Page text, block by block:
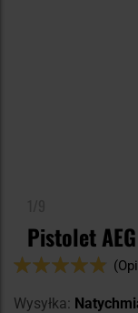
Pistolet
Ocena:
Wysyłka: